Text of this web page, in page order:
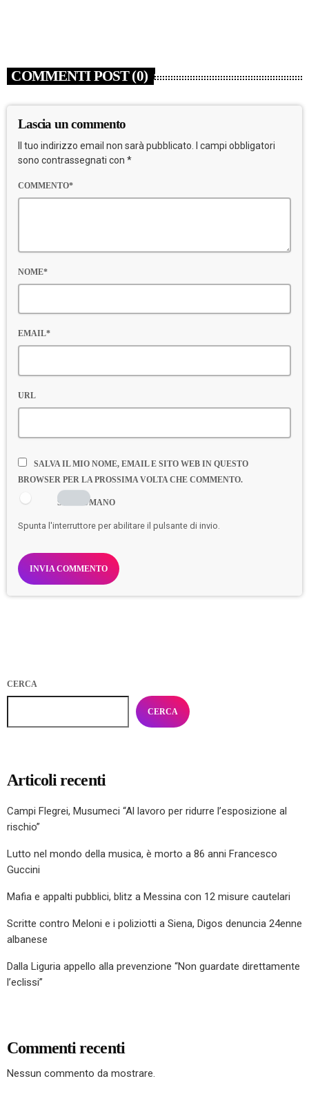
COMMENTI POST (0)
Lascia un commento
Il tuo indirizzo email non sarà pubblicato. I campi obbligatori
sono contrassegnati con *
COMMENTO*
NOME*
EMAIL*
URL
SALVA IL MIO NOME, EMAIL E SITO WEB IN QUESTO
BROWSER PER LA PROSSIMA VOLTA CHE COMMENTO.
SONO UMANO
Spunta l'interruttore per abilitare il pulsante di invio.
CERCA
CERCA
Articoli recenti
Campi Flegrei, Musumeci “Al lavoro per ridurre l’esposizione al
rischio”
Lutto nel mondo della musica, è morto a 86 anni Francesco
Guccini
Mafia e appalti pubblici, blitz a Messina con 12 misure cautelari
Scritte contro Meloni e i poliziotti a Siena, Digos denuncia 24enne
albanese
Dalla Liguria appello alla prevenzione “Non guardate direttamente
l’eclissi”
Commenti recenti
Nessun commento da mostrare.